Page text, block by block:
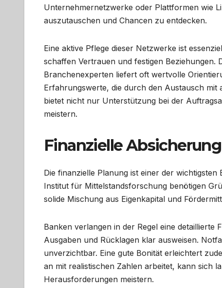
Unternehmernetzwerke oder Plattformen wie
auszutauschen und Chancen zu entdecken.
Eine aktive Pflege dieser Netzwerke ist
schaffen Vertrauen und festigen
Branchenexperten liefert oft wertvolle
Erfahrungswerte, die durch den Austausch
bietet nicht nur Unterstützung bei der
meistern.
Finanzielle
Die finanzielle Planung ist einer der
Institut für Mittelstandsforschung benötigen
solide Mischung aus Eigenkapital und
Banken verlangen in der Regel eine detaillierte
Ausgaben und Rücklagen klar ausweisen.
unverzichtbar. Eine gute Bonität erleichtert
an mit realistischen Zahlen arbeitet, kann sich
Herausforderungen meistern.